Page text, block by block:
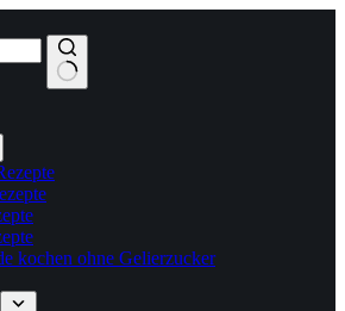
kochen ohne Gelierzucker